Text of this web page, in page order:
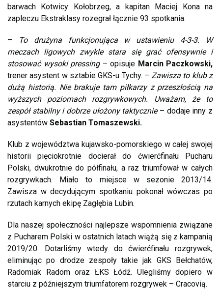
barwach Kotwicy Kołobrzeg, a kapitan Maciej Kona na
zapleczu Ekstraklasy rozegrał łącznie 93 spotkania.
–
To drużyna funkcjonująca w ustawieniu 4-3-3. W
meczach ligowych zwykle stara się grać ofensywnie i
stosować wysoki pressing– opisuje Marcin Paczkowski,
trener asystent w sztabie GKS-u Tychy. –Zawisza to klub z
dużą historią. Nie brakuje tam piłkarzy z przeszłością na
wyższych poziomach rozgrywkowych. Uważam, że to
zespół stabilny i dobrze ułożony taktycznie– dodaje inny z
asystentów Sebastian Tomaszewski.
Klub z województwa kujawsko-pomorskiego w całej swojej
historii pięciokrotnie docierał do ćwierćfinału Pucharu
Polski, dwukrotnie do półfinału, a raz triumfował w całych
rozgrywkach. Miało to miejsce w sezonie 2013/14.
Zawisza w decydującym spotkaniu pokonał wówczas po
rzutach karnych ekipę Zagłębia Lubin.
Dla naszej społeczności najlepsze wspomnienia związane
z Pucharem Polski w ostatnich latach wiążą się z kampanią
2019/20. Dotarliśmy wtedy do ćwierćfinału rozgrywek,
eliminując po drodze zespoły takie jak GKS Bełchatów,
Radomiak Radom oraz ŁKS Łódź. Ulegliśmy dopiero w
starciu z późniejszym triumfatorem rozgrywek – Cracovią.